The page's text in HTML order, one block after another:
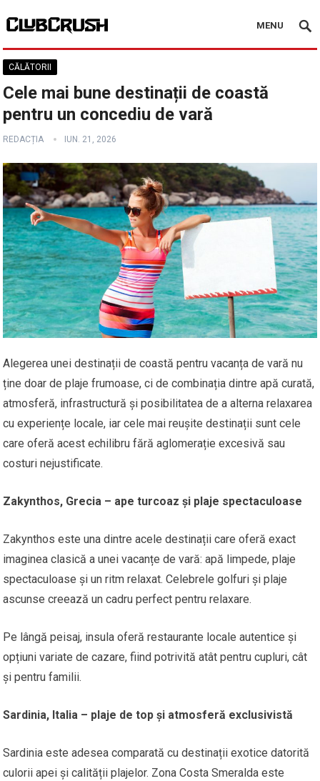
MENU
CĂLĂTORII
Cele mai bune destinații de coastă
pentru un concediu de vară
REDACȚIA IUN. 21, 2026
Alegerea unei destinații de coastă pentru vacanța de vară nu
ține doar de plaje frumoase, ci de combinația dintre apă curată,
atmosferă, infrastructură și posibilitatea de a alterna relaxarea
cu experiențe locale, iar cele mai reușite destinații sunt cele
care oferă acest echilibru fără aglomerație excesivă sau
costuri nejustificate.
Zakynthos, Grecia – ape turcoaz și plaje spectaculoase
Zakynthos este una dintre acele destinații care oferă exact
imaginea clasică a unei vacanțe de vară: apă limpede, plaje
spectaculoase și un ritm relaxat. Celebrele golfuri și plaje
ascunse creează un cadru perfect pentru relaxare.
Pe lângă peisaj, insula oferă restaurante locale autentice și
opțiuni variate de cazare, fiind potrivită atât pentru cupluri, cât
și pentru familii.
Sardinia, Italia – plaje de top și atmosferă exclusivistă
Sardinia este adesea comparată cu destinații exotice datorită
culorii apei și calității plajelor. Zona Costa Smeralda este